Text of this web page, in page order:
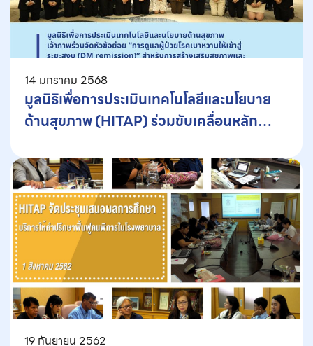
14 มกราคม 2568
มูลนิธิเพื่อการประเมินเทคโนโลยีและนโยบาย
ด้านสุขภาพ (HITAP) ร่วมขับเคลื่อนหลัก
‘Promotion & Prevention’
19 กันยายน 2562